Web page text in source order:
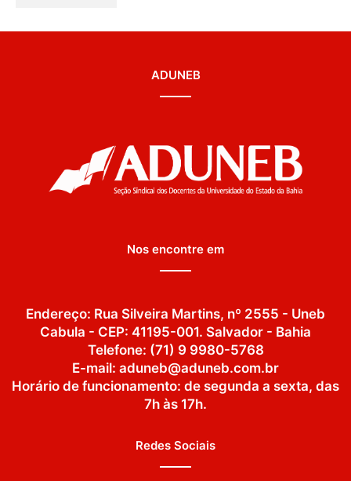
ADUNEB
Nos encontre em
Endereço: Rua Silveira Martins, nº 2555 - Uneb
Cabula - CEP: 41195-001. Salvador - Bahia
Telefone: (71) 9 9980-5768
E-mail: aduneb@aduneb.com.br
Horário de funcionamento: de segunda a sexta, das
7h às 17h.
Redes Sociais